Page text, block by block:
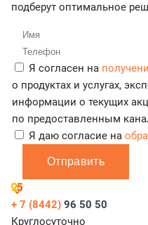
подберут оптимальное
Я согласен на
о продуктах и услугах,
информации о текущих
по предоставленным
Я даю согласие на
Отправить
+ 7 (8442) 96 50 50
Круглосуточно